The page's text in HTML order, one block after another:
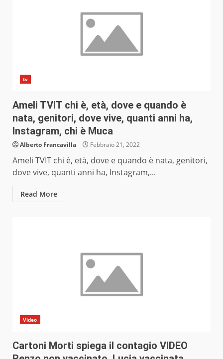
tv
Ameli TVIT chi è, età, dove e quando è
nata, genitori, dove vive, quanti anni ha,
Instagram, chi è Muca
Alberto Francavilla Febbraio 21, 2022
Ameli TVIT chi è, età, dove e quando è nata, genitori,
dove vive, quanti anni ha, Instagram,...
Read More
Video
Cartoni Morti spiega il contagio VIDEO